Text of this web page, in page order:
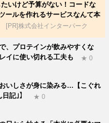
いけど予算がない！コードな
ールを作れるサービスなんて本
[PR]株式会社インターパーク
、プロテインが飲みやすくな
イに使い切れる工夫も
★ 0
いしさが身に染みる…【こぐれ
記｣】
★ 0